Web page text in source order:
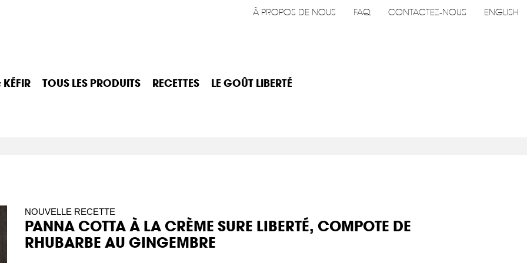
À PROPOS DE NOUS FAQ CONTACTEZ-NOUS ENGLISH
TOUS LES PRODUITS RECETTES LE GOÛT LIBERTÉ
NOUVELLE RECETTE
PANNA COTTA À LA CRÈME SURE LIBERTÉ, COMPOTE DE
RHUBARBE AU GINGEMBRE